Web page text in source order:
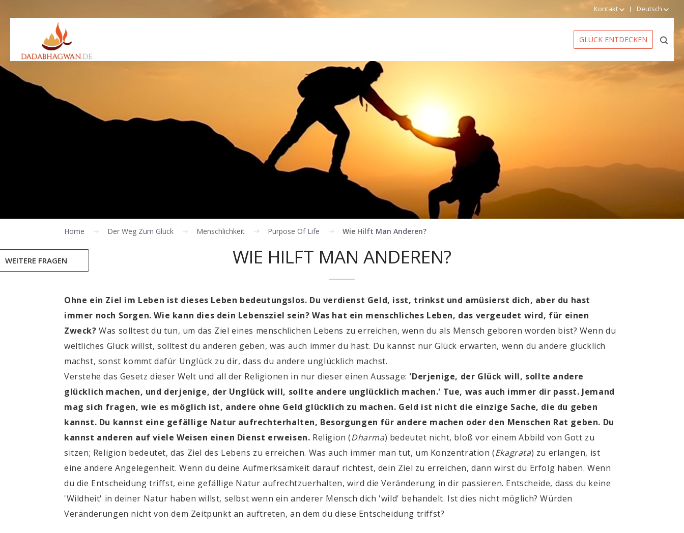
Kontakt Deutsch
GLÜCK ENTDECKEN
WEITERE FRAGEN
Home Der Weg Zum Glück Menschlichkeit Purpose Of Life Wie Hilft Man Anderen?
WIE HILFT MAN ANDEREN?
Ohne ein Ziel im Leben ist dieses Leben bedeutungslos. Du verdienst Geld, isst, trinkst und amüsierst dich, aber du hast
immer noch Sorgen. Wie kann dies dein Lebensziel sein? Was hat ein menschliches Leben, das vergeudet wird, für einen
Zweck? Was solltest du tun, um das Ziel eines menschlichen Lebens zu erreichen, wenn du als Mensch geboren worden bist? Wenn du
weltliches Glück willst, solltest du anderen geben, was auch immer du hast. Du kannst nur Glück erwarten, wenn du andere glücklich
machst, sonst kommt dafür Unglück zu dir, dass du andere unglücklich machst.
Verstehe das Gesetz dieser Welt und all der Religionen in nur dieser einen Aussage: 'Derjenige, der Glück will, sollte andere
glücklich machen, und derjenige, der Unglück will, sollte andere unglücklich machen.' Tue, was auch immer dir passt. Jemand
mag sich fragen, wie es möglich ist, andere ohne Geld glücklich zu machen. Geld ist nicht die einzige Sache, die du geben
kannst. Du kannst eine gefällige Natur aufrechterhalten, Besorgungen für andere machen oder den Menschen Rat geben. Du
kannst anderen auf viele Weisen einen Dienst erweisen. Religion (Dharma) bedeutet nicht, bloß vor einem Abbild von Gott zu
sitzen; Religion bedeutet, das Ziel des Lebens zu erreichen. Was auch immer man tut, um Konzentration (Ekagrata) zu erlangen, ist
eine andere Angelegenheit. Wenn du deine Aufmerksamkeit darauf richtest, dein Ziel zu erreichen, dann wirst du Erfolg haben. Wenn
du die Entscheidung triffst, eine gefällige Natur aufrechtzuerhalten, wird die Veränderung in dir passieren. Entscheide, dass du keine
'Wildheit' in deiner Natur haben willst, selbst wenn ein anderer Mensch dich 'wild' behandelt. Ist dies nicht möglich? Würden
Veränderungen nicht von dem Zeitpunkt an auftreten, an dem du diese Entscheidung triffst?